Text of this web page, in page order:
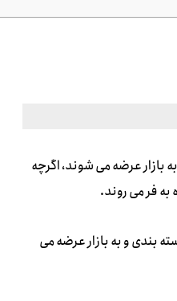
عرضه می شوند، اگرچه
به فر می روند.
بندی و به بازار عرضه می